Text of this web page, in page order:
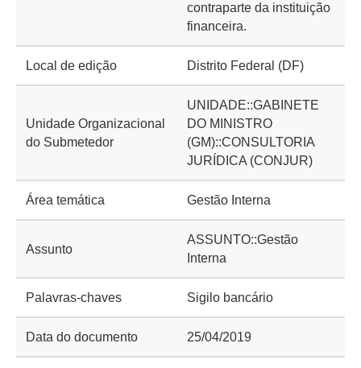
contraparte da instituição
financeira.
Local de edição Distrito Federal (DF)
Unidade Organizacional
do Submetedor
UNIDADE::GABINETE
DO MINISTRO
(GM)::CONSULTORIA
JURÍDICA (CONJUR)
Área temática Gestão Interna
Assunto
ASSUNTO::Gestão
Interna
Palavras-chaves Sigilo bancário
Data do documento 25/04/2019